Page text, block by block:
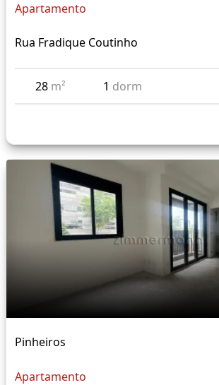
Apartamento
Rua Fradique Coutinho
28 m² 1 dorm
Pinheiros
Apartamento